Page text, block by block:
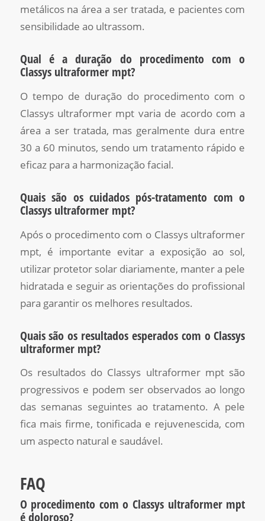
metálicos na área a ser tratada, e pacientes com
sensibilidade ao ultrassom.
Qual é a duração do procedimento com o
Classys ultraformer mpt?
O tempo de duração do procedimento com o
Classys ultraformer mpt varia de acordo com a
área a ser tratada, mas geralmente dura entre
30 a 60 minutos, sendo um tratamento rápido e
eficaz para a harmonização facial.
Quais são os cuidados pós-tratamento com o
Classys ultraformer mpt?
Após o procedimento com o Classys ultraformer
mpt, é importante evitar a exposição ao sol,
utilizar protetor solar diariamente, manter a pele
hidratada e seguir as orientações do profissional
para garantir os melhores resultados.
Quais são os resultados esperados com o Classys
ultraformer mpt?
Os resultados do Classys ultraformer mpt são
progressivos e podem ser observados ao longo
das semanas seguintes ao tratamento. A pele
fica mais firme, tonificada e rejuvenescida, com
um aspecto natural e saudável.
FAQ
O procedimento com o Classys ultraformer mpt
é doloroso?